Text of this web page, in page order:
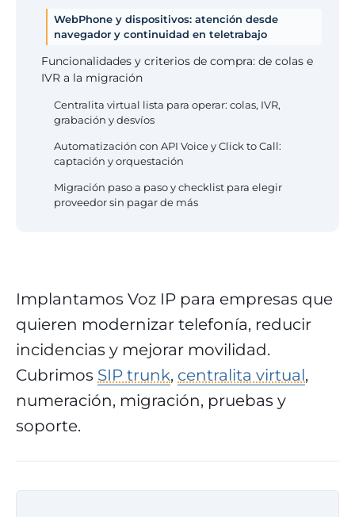
WebPhone y dispositivos: atención desde
navegador y continuidad en teletrabajo
Funcionalidades y criterios de compra: de colas e
IVR a la migración
Centralita virtual lista para operar: colas, IVR,
grabación y desvíos
Automatización con API Voice y Click to Call:
captación y orquestación
Migración paso a paso y checklist para elegir
proveedor sin pagar de más
Implantamos Voz IP para empresas que
quieren modernizar telefonía, reducir
incidencias y mejorar movilidad.
Cubrimos SIP trunk, centralita virtual,
numeración, migración, pruebas y
soporte.